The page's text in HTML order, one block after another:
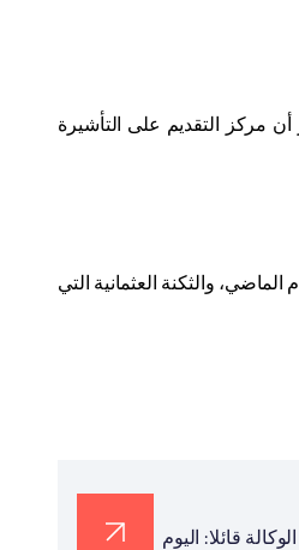
مركز التقديم على التأشيرة
والثكنة العثمانية التي
في تغريدة له بمناسبة الذكرى السنوية الـ 32 لتأسيس الوكالة قائلا: اليوم